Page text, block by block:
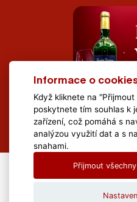
All Rights Reserved Muzeum
Informace o
Když kliknete na
poskytnete tím souhlas k
zařízení, což pomáhá s
analýzou využití dat a s
snahami.
Přijmout